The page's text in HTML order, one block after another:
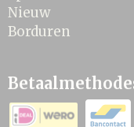
Nieuw
Borduren